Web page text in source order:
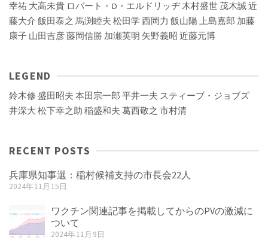
幸祐 大高未貴 ロバート・D・エルドリッヂ木村盛世 茂木誠近
藤大介 飯田泰之 馬渕睦夫 松田学 西岡力 飯山陽上島嘉郎 加藤
康子 山田吉彦藤岡信勝 加瀬英明 矢野義昭 近藤元博
LEGEND
鈴木修 盛田昭夫 本田宗一郎 平井一夫 スティーブ・ジョブズ
井深大 松下幸之助 稲盛和夫 葛西敬之 市村清
RECENT POSTS
兵庫県知事選：稲村候補支持の市長会22人
2024年11月15日
ワクチン関連記事を掲載してからのPVの激減に
ついて
2024年11月9日